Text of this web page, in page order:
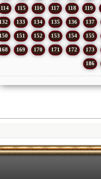
114 115 116 117 118 119
132 133 134 135 136 137
150 151 152 153 154 155
168 169 170 171 172 173
186